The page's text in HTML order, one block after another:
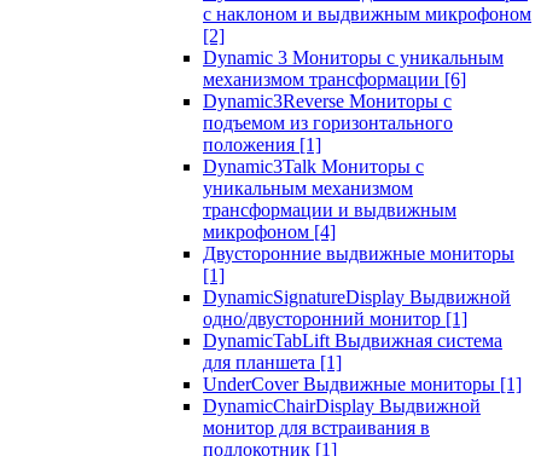
с наклоном и выдвижным микрофоном
[2]
Dynamic 3 Мониторы с уникальным
механизмом трансформации [6]
Dynamic3Reverse Мониторы с
подъемом из горизонтального
положения [1]
Dynamic3Talk Мониторы с
уникальным механизмом
трансформации и выдвижным
микрофоном [4]
Двусторонние выдвижные мониторы
[1]
DynamicSignatureDisplay Выдвижной
одно/двусторонний монитор [1]
DynamicTabLift Выдвижная система
для планшета [1]
UnderCover Выдвижные мониторы [1]
DynamicChairDisplay Выдвижной
монитор для встраивания в
подлокотник [1]